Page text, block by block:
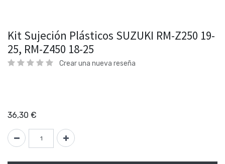
Kit Sujeción Plásticos SUZUKI RM-Z250 19-
25, RM-Z450 18-25
Crear una nueva reseña
36,30 €